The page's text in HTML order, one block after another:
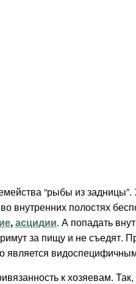
“рыбы из задницы”.
внутренних полостях
,асцидии. А попадать
за пищу и не съедят.
является
к хозяевам.